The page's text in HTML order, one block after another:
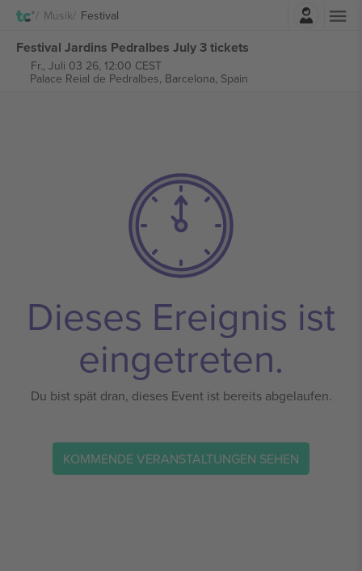
Musik Festival
Festival Jardins Pedralbes July 3 tickets
Fr., Juli 03 26, 12:00 CEST
Palace Reial de Pedralbes, Barcelona, Spain
Dieses Ereignis ist
eingetreten.
Du bist spät dran, dieses Event ist bereits abgelaufen.
KOMMENDE VERANSTALTUNGEN SEHEN